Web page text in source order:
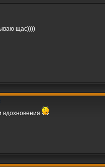
щас))))
вдохновения